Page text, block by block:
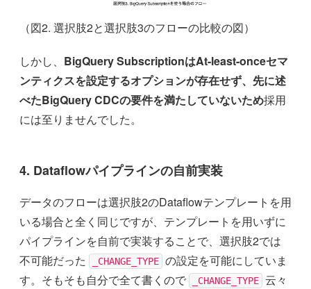
（図2. 選択肢2と選択肢3のフローの比較の図）
しかし、 BigQuery SubscriptionはAt-least-onceセマ
ンティクスを設定するオプションが存在せず、先に述
べたBigQuery CDCの要件を満たしていないため採用
には至りませんでした。
4. Dataflowパイプラインの自前実装
データのフローは選択肢2のDataflowテンプレートを用
いる場合と全く同じですが、テンプレートを用いずに
パイプラインを自前で実装することで、選択肢2では
不可能だった
_CHANGE_TYPE の設定を可能にしていま
す。そもそも自分で全て書くので
_CHANGE_TYPE 云々